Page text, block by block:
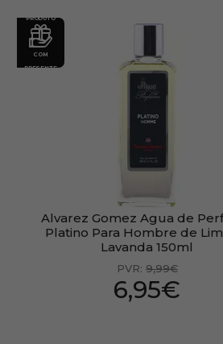
PRODUTO
COM
PRESENTE
Alvarez Gomez Agua de
Platino Para Hombre de
Lavanda 150ml
PVR: 9,99€
6,95€